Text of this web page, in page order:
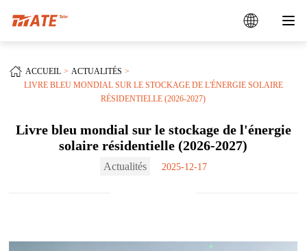
ACCUEIL
ACTUALITÉS
LIVRE BLEU MONDIAL SUR LE STOCKAGE DE L'ÉNERGIE SOLAIRE
RÉSIDENTIELLE (2026-2027)
Livre bleu mondial sur le stockage de l'énergie
solaire résidentielle (2026-2027)
Actualités 2025-12-17